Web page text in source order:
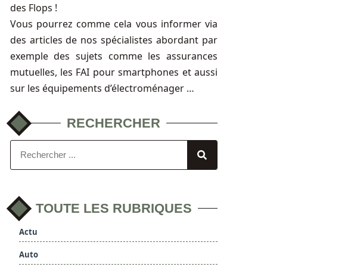
des Flops !
Vous pourrez comme cela vous informer via
des articles de nos spécialistes abordant par
exemple des sujets comme les assurances
mutuelles, les FAI pour smartphones et aussi
sur les équipements d’électroménager …
RECHERCHER
TOUTE LES RUBRIQUES
Actu
Auto